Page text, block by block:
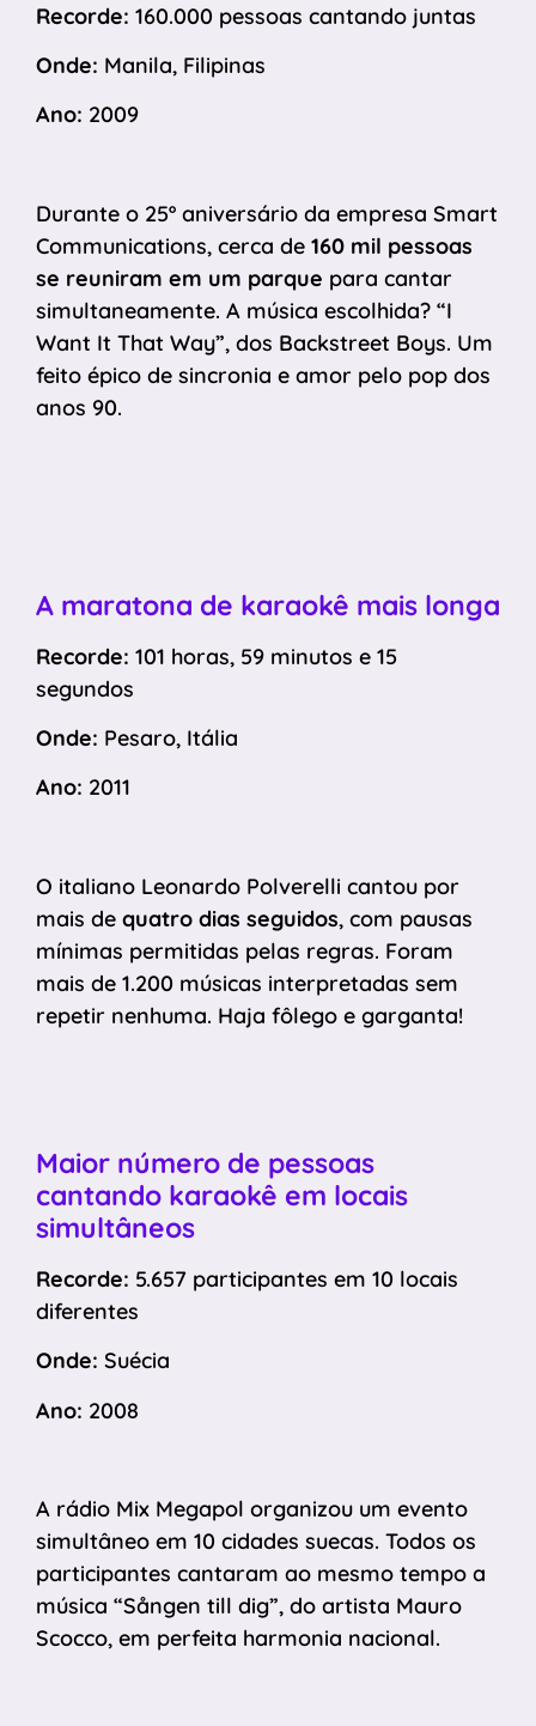
Recorde: 160.000 pessoas cantando juntas
Onde: Manila, Filipinas
Ano: 2009
Durante o 25º aniversário da empresa Smart
Communications, cerca de 160 mil pessoas
se reuniram em um parque para cantar
simultaneamente. A música escolhida? “I
Want It That Way”, dos Backstreet Boys. Um
feito épico de sincronia e amor pelo pop dos
anos 90.
A maratona de karaokê mais longa
Recorde: 101 horas, 59 minutos e 15
segundos
Onde: Pesaro, Itália
Ano: 2011
O italiano Leonardo Polverelli cantou por
mais de quatro dias seguidos, com pausas
mínimas permitidas pelas regras. Foram
mais de 1.200 músicas interpretadas sem
repetir nenhuma. Haja fôlego e garganta!
Maior número de pessoas
cantando karaokê em locais
simultâneos
Recorde: 5.657 participantes em 10 locais
diferentes
Onde: Suécia
Ano: 2008
A rádio Mix Megapol organizou um evento
simultâneo em 10 cidades suecas. Todos os
participantes cantaram ao mesmo tempo a
música “Sången till dig”, do artista Mauro
Scocco, em perfeita harmonia nacional.